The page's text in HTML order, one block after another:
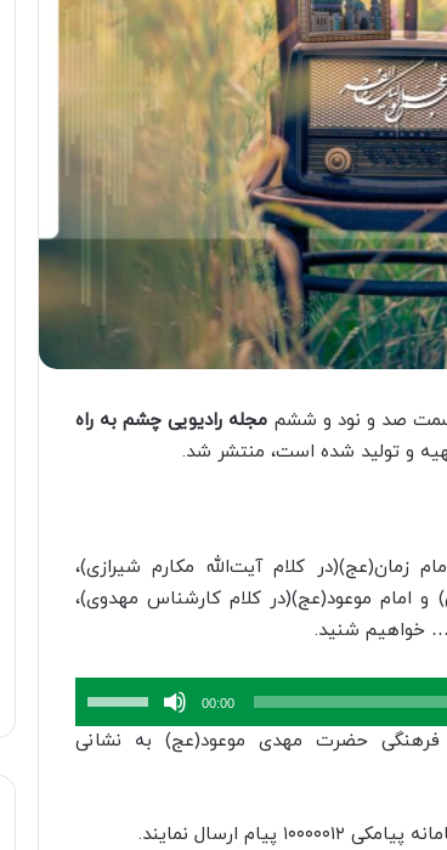
صد و نود و ششم مجله رادیویی چشم به راه
و تولید شده است، منتشر شد.
کلام آیت‌الله مکارم شیرازی)،
و امام موعود(عج)(در کلام کارشناس مهدوی)،
خواهیم شنید.
00:00
افزایش
یا
حضرت مهدی موعود(عج) به نشانی
ارسال نمایند.